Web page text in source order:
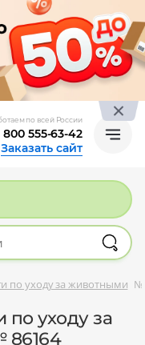
по всей России
800 555-63-42
Заказать сайт
по уходу за животными №
по уходу за